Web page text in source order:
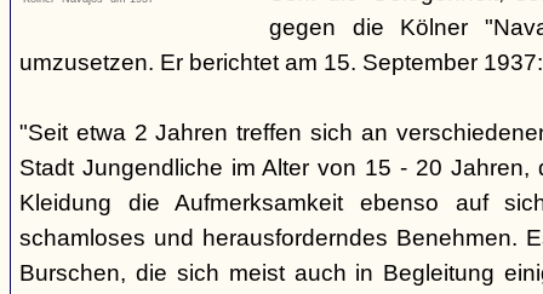
gegen die Kölner
umzusetzen. Er berichtet am 15. September 1937:
"Seit etwa 2 Jahren treffen sich an
Stadt Jungendliche im Alter von 15 - 20 Jahren,
Kleidung die Aufmerksamkeit ebenso auf
schamloses und herausforderndes Benehmen.
Burschen, die sich meist auch in Begleitung